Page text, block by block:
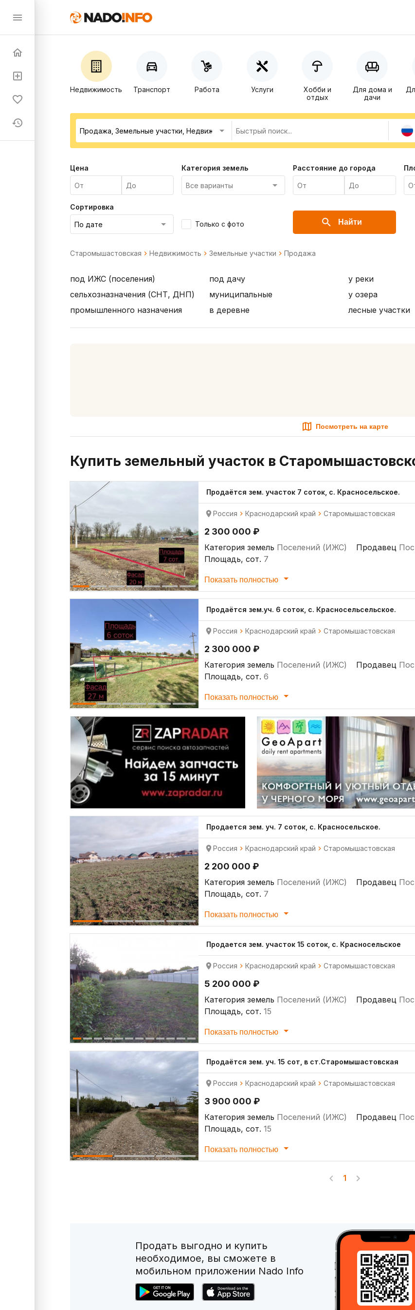
Недвижимость Транспорт Работа Услуги
Хобби и
отдых
Для дома и
дачи
Цена Категория земель Расстояние до города
Сортировка
Только с фото Найти
Старомышастовская Недвижимость Земельные участки Продажа
под ИЖС (поселения)
сельхозназначения (СНТ, ДНП)
промышленного назначения
под дачу
муниципальные
в деревне
у реки
у озера
лесные участки
Посмотреть на карте
Купить земельный участок в
Продаётся зем. участок 7 соток, с. Красносельское.
Россия Краснодарский край Старомышастовская
2 300 000 ₽
Категория земель Поселений (ИЖС)
Площадь, сот. 7
Продавец
Показать полностью
Продаётся зем.уч. 6 соток, с. Красносельсельское.
Россия Краснодарский край Старомышастовская
2 300 000 ₽
Категория земель Поселений (ИЖС)
Площадь, сот. 6
Продавец
Показать полностью
Продается зем. уч. 7 соток, с. Красносельское.
Россия Краснодарский край Старомышастовская
2 200 000 ₽
Категория земель Поселений (ИЖС)
Площадь, сот. 7
Продавец
Показать полностью
Продается зем. участок 15 соток, с. Красносельское
Россия Краснодарский край Старомышастовская
5 200 000 ₽
Категория земель Поселений (ИЖС)
Площадь, сот. 15
Продавец
Показать полностью
Продаётся зем. уч. 15 сот, в ст.Старомышастовская
Россия Краснодарский край Старомышастовская
3 900 000 ₽
Категория земель Поселений (ИЖС)
Площадь, сот. 15
Продавец
Показать полностью
1
Продать выгодно и купить
необходимое, вы сможете в
мобильном приложении Nado Info